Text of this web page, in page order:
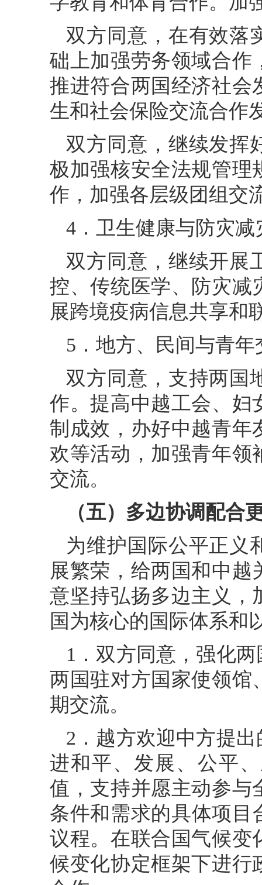
双方同意，在有效落
础上加强劳务领域合作
推进符合两国经济社会
生和社会保险交流合作
双方同意，继续发挥
极加强核安全法规管理
作，加强各层级团组交
4．卫生健康与防灾减
双方同意，继续开展
控、传统医学、防灾减
展跨境疫病信息共享和
5．地方、民间与青年
双方同意，支持两国
作。提高中越工会、妇
制成效，办好中越青年
欢等活动，加强青年领
交流。
（五）多边协调配合
为维护国际公平正义
展繁荣，给两国和中
意坚持弘扬多边主义，
国为核心的国际体系和
1．双方同意，强化
两国驻对方国家使领馆
期交流。
2．越方欢迎中方提
进和平、发展、公平
值，支持并愿主动参与
条件和需求的具体项目
议程。在联合国气候变
候变化协定框架下进行